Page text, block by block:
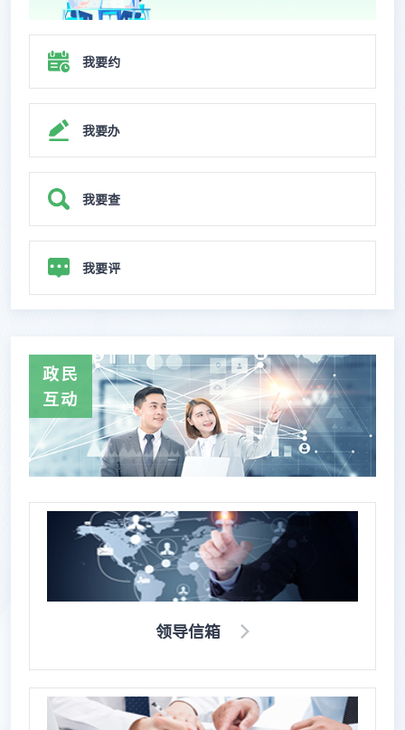
我要约
我要办
我要查
我要评
政民
互动
领导信箱